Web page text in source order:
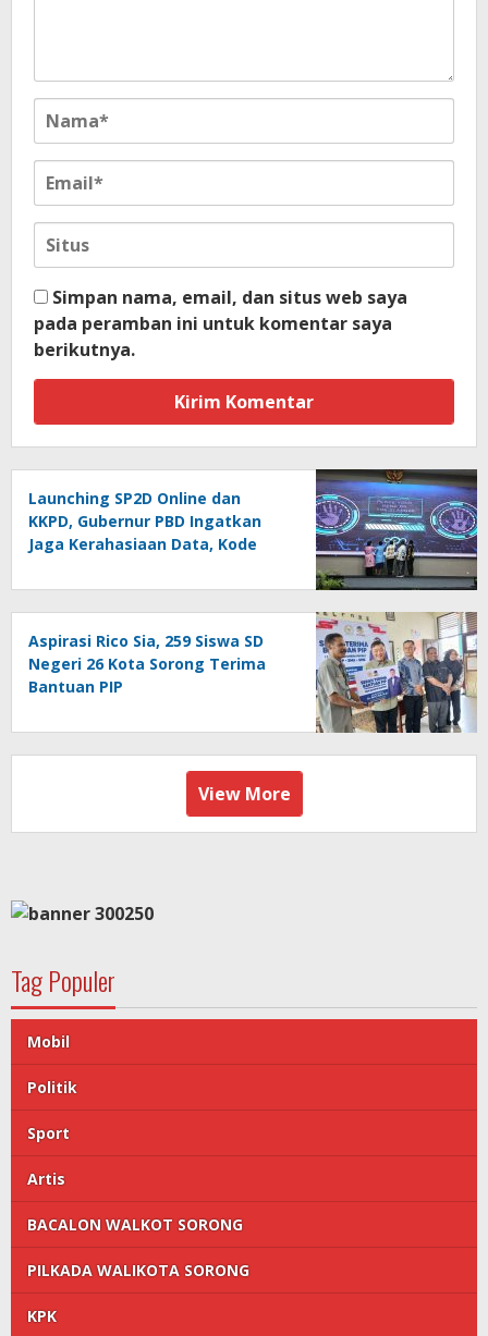
Simpan nama, email, dan situs web saya
pada peramban ini untuk komentar saya
berikutnya.
Launching SP2D Online dan
KKPD, Gubernur PBD Ingatkan
Jaga Kerahasiaan Data, Kode
Aspirasi Rico Sia, 259 Siswa SD
Negeri 26 Kota Sorong Terima
Bantuan PIP
View More
Tag Populer
Mobil
Politik
Sport
Artis
BACALON WALKOT SORONG
PILKADA WALIKOTA SORONG
KPK